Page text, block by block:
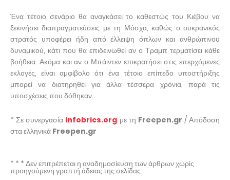
Ένα τέτοιο σενάριο θα αναγκάσει το καθεστώς του Κιέβου να
ξεκινήσει διαπραγματεύσεις με τη Μόσχα, καθώς ο ουκρανικός
στρατός υποφέρει ήδη από έλλειψη όπλων και ανθρώπινου
δυναμικού, κάτι που θα επιδεινωθεί αν ο Τραμπ τερματίσει κάθε
βοήθεια. Ακόμα και αν ο Μπάιντεν επικρατήσει στις επερχόμενες
εκλογές, είναι αμφίβολο ότι ένα τέτοιο επίπεδο υποστήριξης
μπορεί να διατηρηθεί για άλλα τέσσερα χρόνια, παρά τις
υποσχέσεις που δόθηκαν.
* Σε συνεργασία infobrics.org με τη Freepen.gr / Απόδοση
στα ελληνικά Freepen.gr
* * * Δεν επιτρέπεται η αναδημοσίευση των άρθρων χωρίς
προηγούμενη γραπτή άδειας της σελίδας